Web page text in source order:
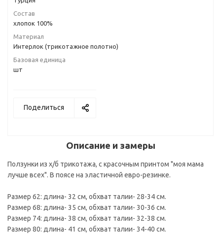
Состав
хлопок 100%
Материал
Интерлок (трикотажное полотно)
Базовая единица
шт
Поделиться
Описание и замеры
Ползунки из х/б трикотажа, с красочным принтом "моя мама
лучше всех". В поясе на эластичной евро-резинке.
Размер 62: длина- 32 см, обхват талии- 28-34 см.
Размер 68: длина- 35 см, обхват талии- 30-36 см.
Размер 74: длина- 38 см, обхват талии- 32-38 см.
Размер 80: длина- 41 см, обхват талии- 34-40 см.